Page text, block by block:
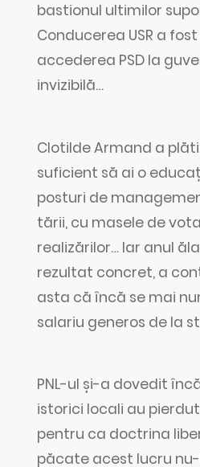
bastionul ultimilor
Conducerea USR a
accederea PSD la
invizibilă…
Clotilde Armand a
suficient să ai o
posturi de
tării, cu masele de
realizărilor… Iar anul
rezultat concret, a
asta că încă se mai
salariu generos de la
PNL-ul și-a dovedit
istorici locali au
pentru ca doctrina
păcate acest lucru